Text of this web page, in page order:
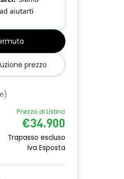
aiutarti
prezzo
)
Prezzo di Listino
€34.900
Trapasso escluso
Iva Esposta